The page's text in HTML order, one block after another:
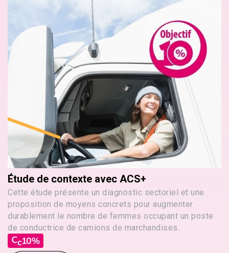
Étude de contexte avec ACS+
Cette étude présente un diagnostic sectoriel et une
proposition de moyens concrets pour augmenter
durablement le nombre de femmes occupant un poste
de conductrice de camions de marchandises.